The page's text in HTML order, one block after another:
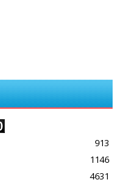
913
1146
4631